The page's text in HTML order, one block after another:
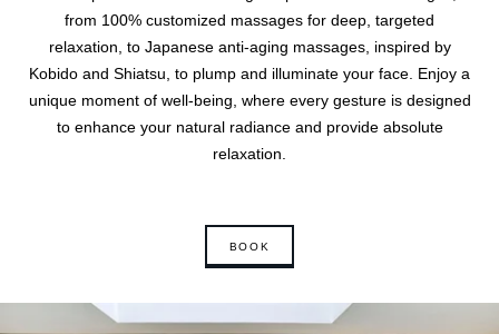
from 100% customized massages for deep, targeted
relaxation, to Japanese anti-aging massages, inspired by
Kobido and Shiatsu, to plump and illuminate your face. Enjoy a
unique moment of well-being, where every gesture is designed
to enhance your natural radiance and provide absolute
relaxation.
BOOK